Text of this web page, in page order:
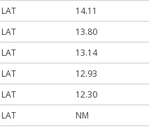
LAT 14.11
LAT 13.80
LAT 13.14
LAT 12.93
LAT 12.30
LAT NM